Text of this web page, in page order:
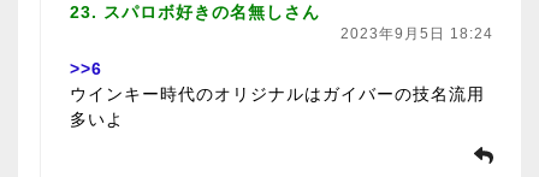
23. スパロボ好きの名無しさん
2023年9月5日 18:24
>>6
ウインキー時代のオリジナルはガイバーの技名流用
多いよ